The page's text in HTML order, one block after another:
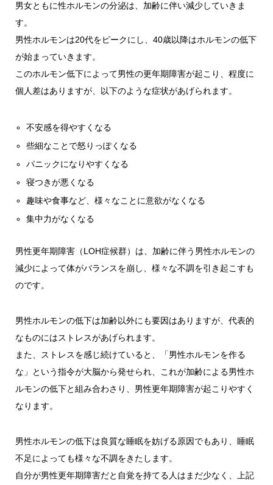
男女ともに性ホルモンの分泌は、加齢に伴い減少していきま
す。
男性ホルモンは20代をピークにし、40歳以降はホルモンの低下
が始まっていきます。
このホルモン低下によって男性の更年期障害が起こり、程度に
個人差はありますが、以下のような症状があげられます。
不安感を得やすくなる
些細なことで怒りっぽくなる
パニックになりやすくなる
寝つきが悪くなる
趣味や食事など、様々なことに意欲がなくなる
集中力がなくなる
男性更年期障害（LOH症候群）は、加齢に伴う男性ホルモンの
減少によって体がバランスを崩し、様々な不調を引き起こすも
のです。
男性ホルモンの低下は加齢以外にも要因はありますが、代表的
なものにはストレスがあげられます。
また、ストレスを感じ続けていると、「男性ホルモンを作る
な」という指令が大脳から発せられ、これが加齢による男性ホ
ルモンの低下と組み合わさり、男性更年期障害が起こりやすく
なります。
男性ホルモンの低下は良質な睡眠を妨げる原因でもあり、睡眠
不足によっても様々な不調をきたします。
自分が男性更年期障害だと自覚を持てる人はまだ少なく、上記